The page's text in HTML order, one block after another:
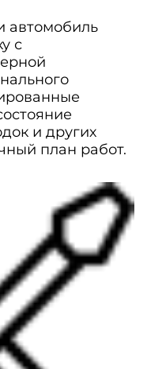
автомобиль
с
и других
план работ.